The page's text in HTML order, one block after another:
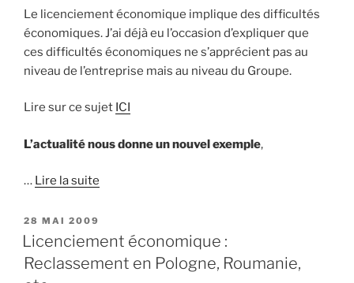
Le licenciement économique implique des difficultés
économiques. J’ai déjà eu l’occasion d’expliquer que
ces difficultés économiques ne s’apprécient pas au
niveau de l’entreprise mais au niveau du Groupe.
Lire sur ce sujet ICI
L’actualité nous donne un nouvel exemple,
… Lire la suite
PUBLIÉ
LE
28 MAI 2009
Licenciement économique :
Reclassement en Pologne, Roumanie,